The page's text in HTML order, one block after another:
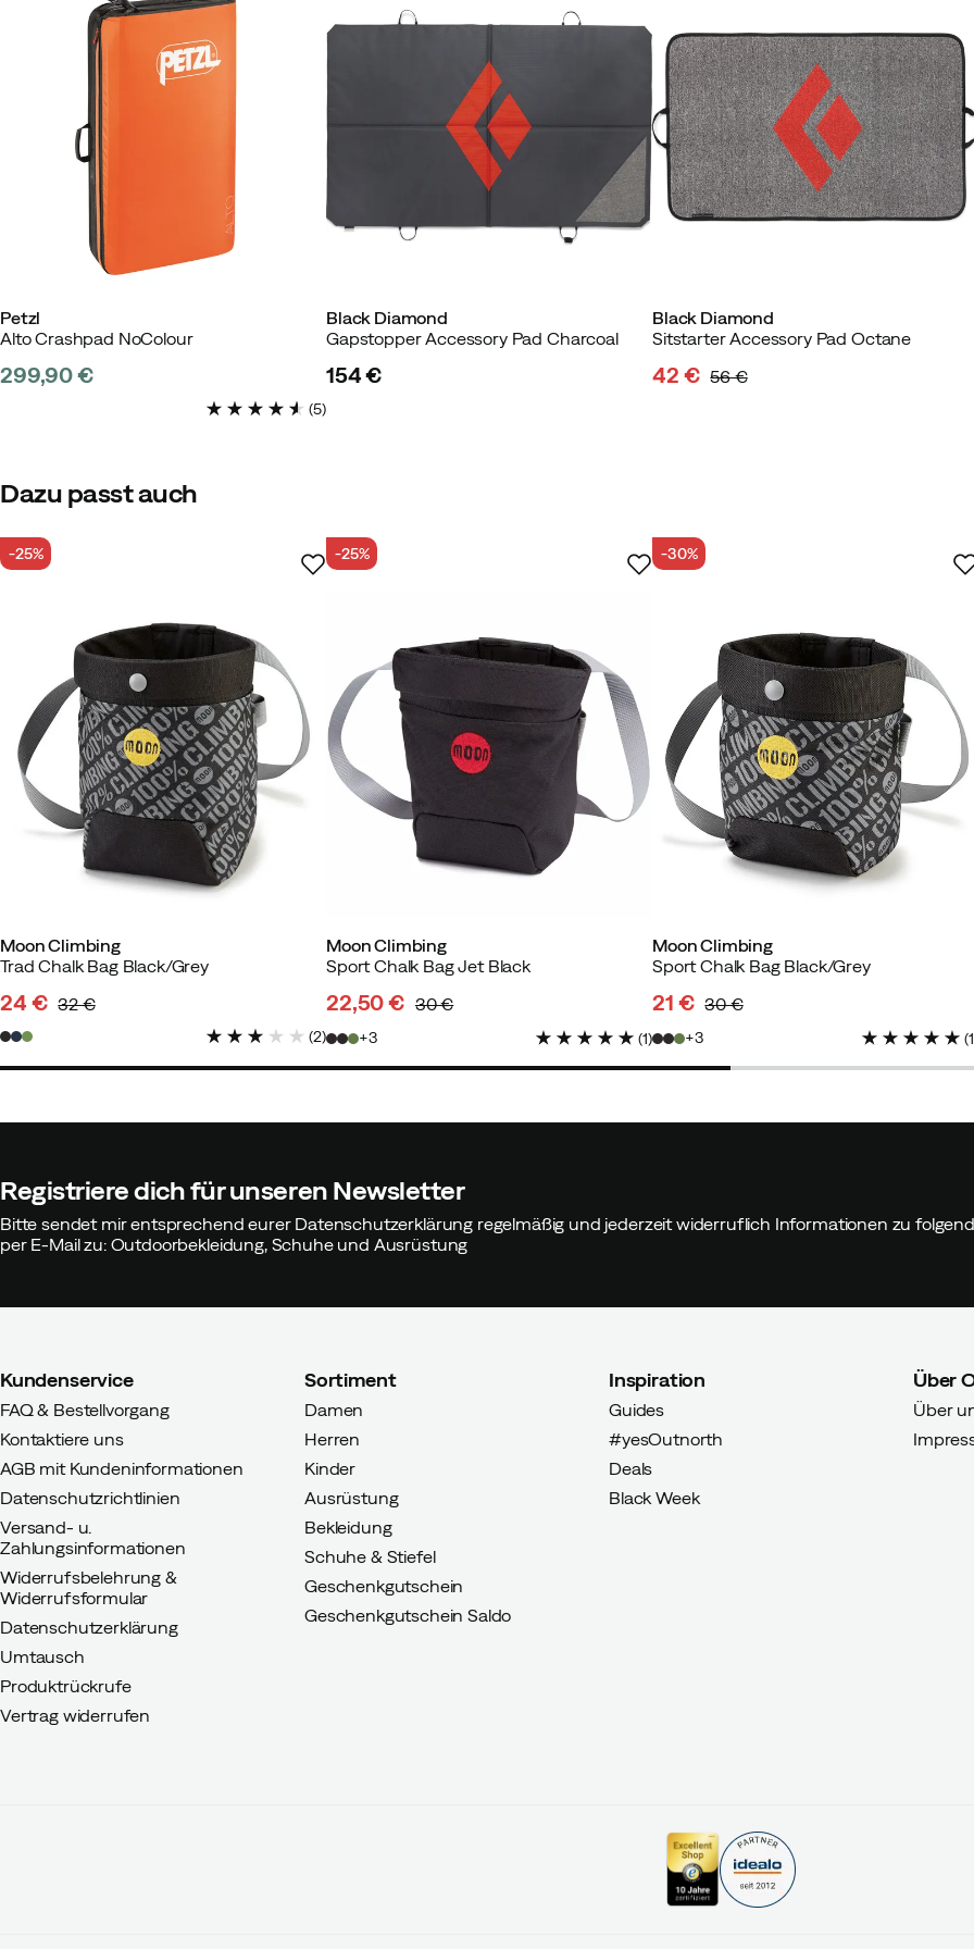
Petzl
Alto Crashpad NoColour
299,90 €
(5)
Black Diamond
Gapstopper Accessory Pad Charcoal
154 €
Black Diamond
Sitstarter Accessory Pad Octane
42 € 56 €
Dazu passt auch
Moon Climbing
Trad Chalk Bag Black/Grey
-25%
discounted
price
24 €
original
price
32 €
(2)
Moon Climbing
Sport Chalk Bag Jet Black
-25%
price
22,50 €
price
30 €
3 (1)
Moon Climbing
Sport Chalk Bag Black/Grey
-30%
price
21 €
price
30 €
3 (1
Registriere dich für unseren Newsletter
Bitte sendet mir entsprechend eurer Datenschutzerklärung regelmäßig und jederzeit widerruflich Informationen zu
per E-Mail zu: Outdoorbekleidung, Schuhe und Ausrüstung
Kundenservice
FAQ & Bestellvorgang
Kontaktiere uns
AGB mit Kundeninformationen
Datenschutzrichtlinien
Versand- u.
Zahlungsinformationen
Widerrufsbelehrung &
Widerrufsformular
Datenschutzerklärung
Umtausch
Produktrückrufe
Vertrag widerrufen
Sortiment
Damen
Herren
Kinder
Ausrüstung
Bekleidung
Schuhe & Stiefel
Geschenkgutschein
Geschenkgutschein Saldo
Inspiration
Guides
#yesOutnorth
Deals
Black Week
Über
Über